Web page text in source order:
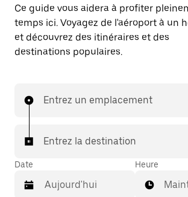
Ce guide vous aidera à profiter
temps ici. Voyagez de l'aéroport à un
et découvrez des itinéraires et des
destinations populaires.
Entrez un emplacement
Entrez la destination
Date Heure